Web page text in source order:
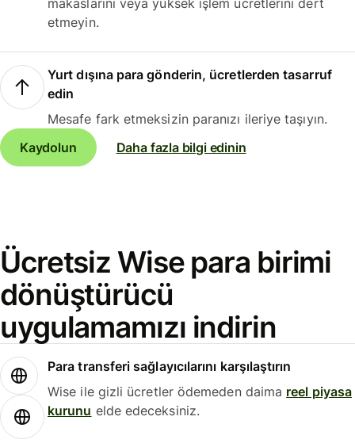
makaslarını veya yüksek işlem ücretlerini dert
etmeyin.
Yurt dışına para gönderin, ücretlerden tasarruf
edin
Mesafe fark etmeksizin paranızı ileriye taşıyın.
Kaydolun
Daha fazla bilgi edinin
Ücretsiz Wise para birimi
dönüştürücü
uygulamamızı indirin
Para transferi sağlayıcılarını karşılaştırın
Wise ile gizli ücretler ödemeden daima reel piyasa
kurunu elde edeceksiniz.